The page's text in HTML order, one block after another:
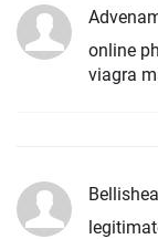
online
viagra